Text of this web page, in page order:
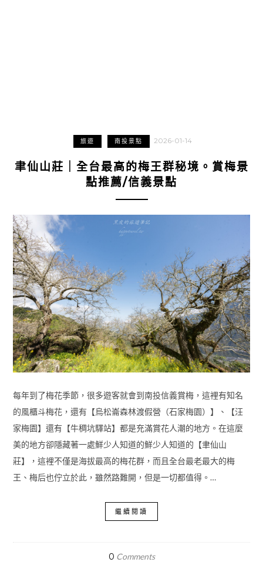
旅遊 南投景點 2026-01-14
聿仙山莊｜全台最高的梅王群秘境。賞梅景
點推薦/信義景點
每年到了梅花季節，很多遊客就會到南投信義賞梅，這裡有知名
的風櫃斗梅花，還有【烏松崙森林渡假營（石家梅園）】、【汪
家梅園】還有【牛稠坑驛站】都是充滿賞花人潮的地方。在這麼
美的地方卻隱藏著一處鮮少人知道的鮮少人知道的【聿仙山
莊】，這裡不僅是海拔最高的梅花群，而且全台最老最大的梅
王、梅后也佇立於此，雖然路難開，但是一切都值得。…
繼續閱讀
0 Comments